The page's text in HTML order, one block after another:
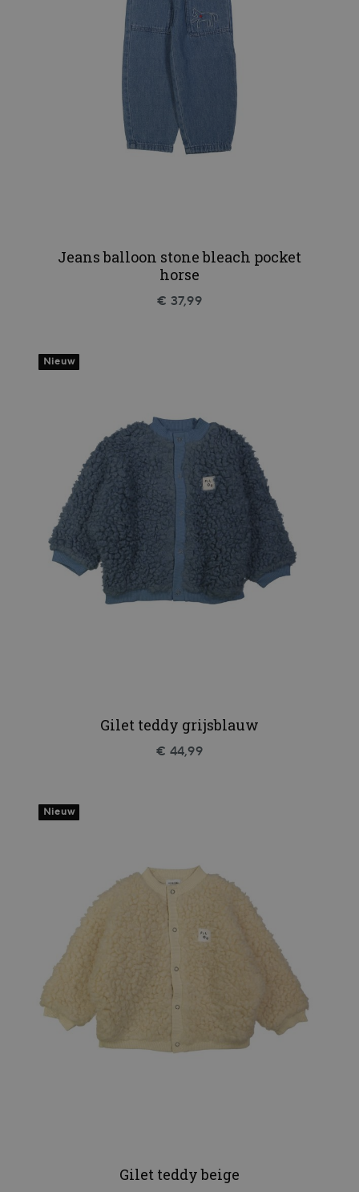
Jeans balloon stone bleach pocket
horse
€ 37,99
Nieuw
Gilet teddy grijsblauw
€ 44,99
Nieuw
Gilet teddy beige